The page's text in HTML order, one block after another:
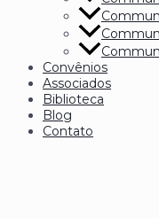
Convênios
Associados
Biblioteca
Blog
Contato